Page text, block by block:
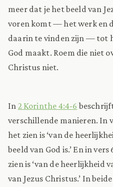
meer dat je het beeld van
voren komt — het werk en
daarin te vinden zijn — tot
God maakt. Roem die niet
Christus niet.
In 2 Korinthe 4:4-6
verschillende manieren. In
het zien is ‘van de
beeld van God is.’ En in
zien is ‘van de heerlijkheid
van Jezus Christus.’ In